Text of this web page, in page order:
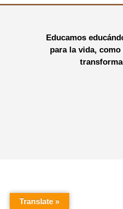
Educamos
para la vida,
Translate »